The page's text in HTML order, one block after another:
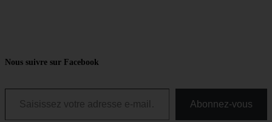
Nous suivre sur Facebook
Saisissez votre adresse e-mail…
Abonnez-vous